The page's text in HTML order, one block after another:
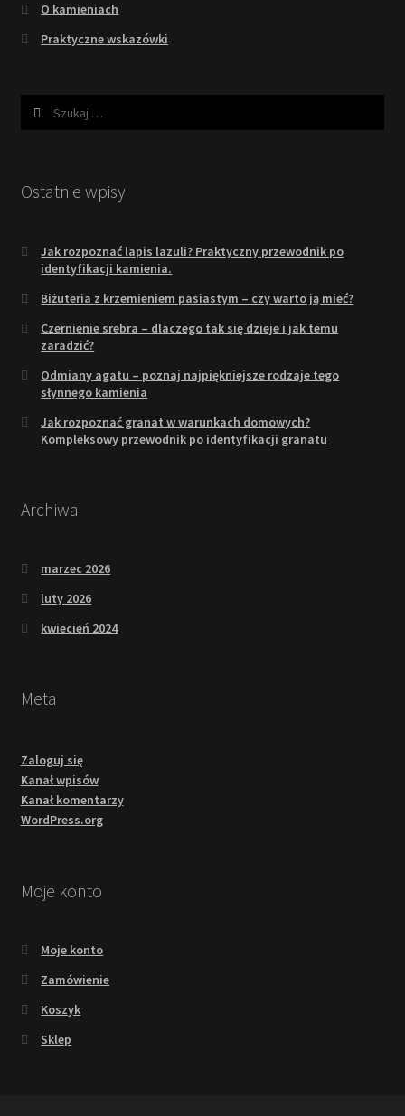
O kamieniach
Praktyczne wskazówki
Ostatnie wpisy
Jak rozpoznać lapis lazuli? Praktyczny przewodnik po
identyfikacji kamienia.
Biżuteria z krzemieniem pasiastym – czy warto ją mieć?
Czernienie srebra – dlaczego tak się dzieje i jak temu
zaradzić?
Odmiany agatu – poznaj najpiękniejsze rodzaje tego
słynnego kamienia
Jak rozpoznać granat w warunkach domowych?
Kompleksowy przewodnik po identyfikacji granatu
Archiwa
marzec 2026
luty 2026
kwiecień 2024
Meta
Zaloguj się
Kanał wpisów
Kanał komentarzy
WordPress.org
Moje konto
Moje konto
Zamówienie
Koszyk
Sklep